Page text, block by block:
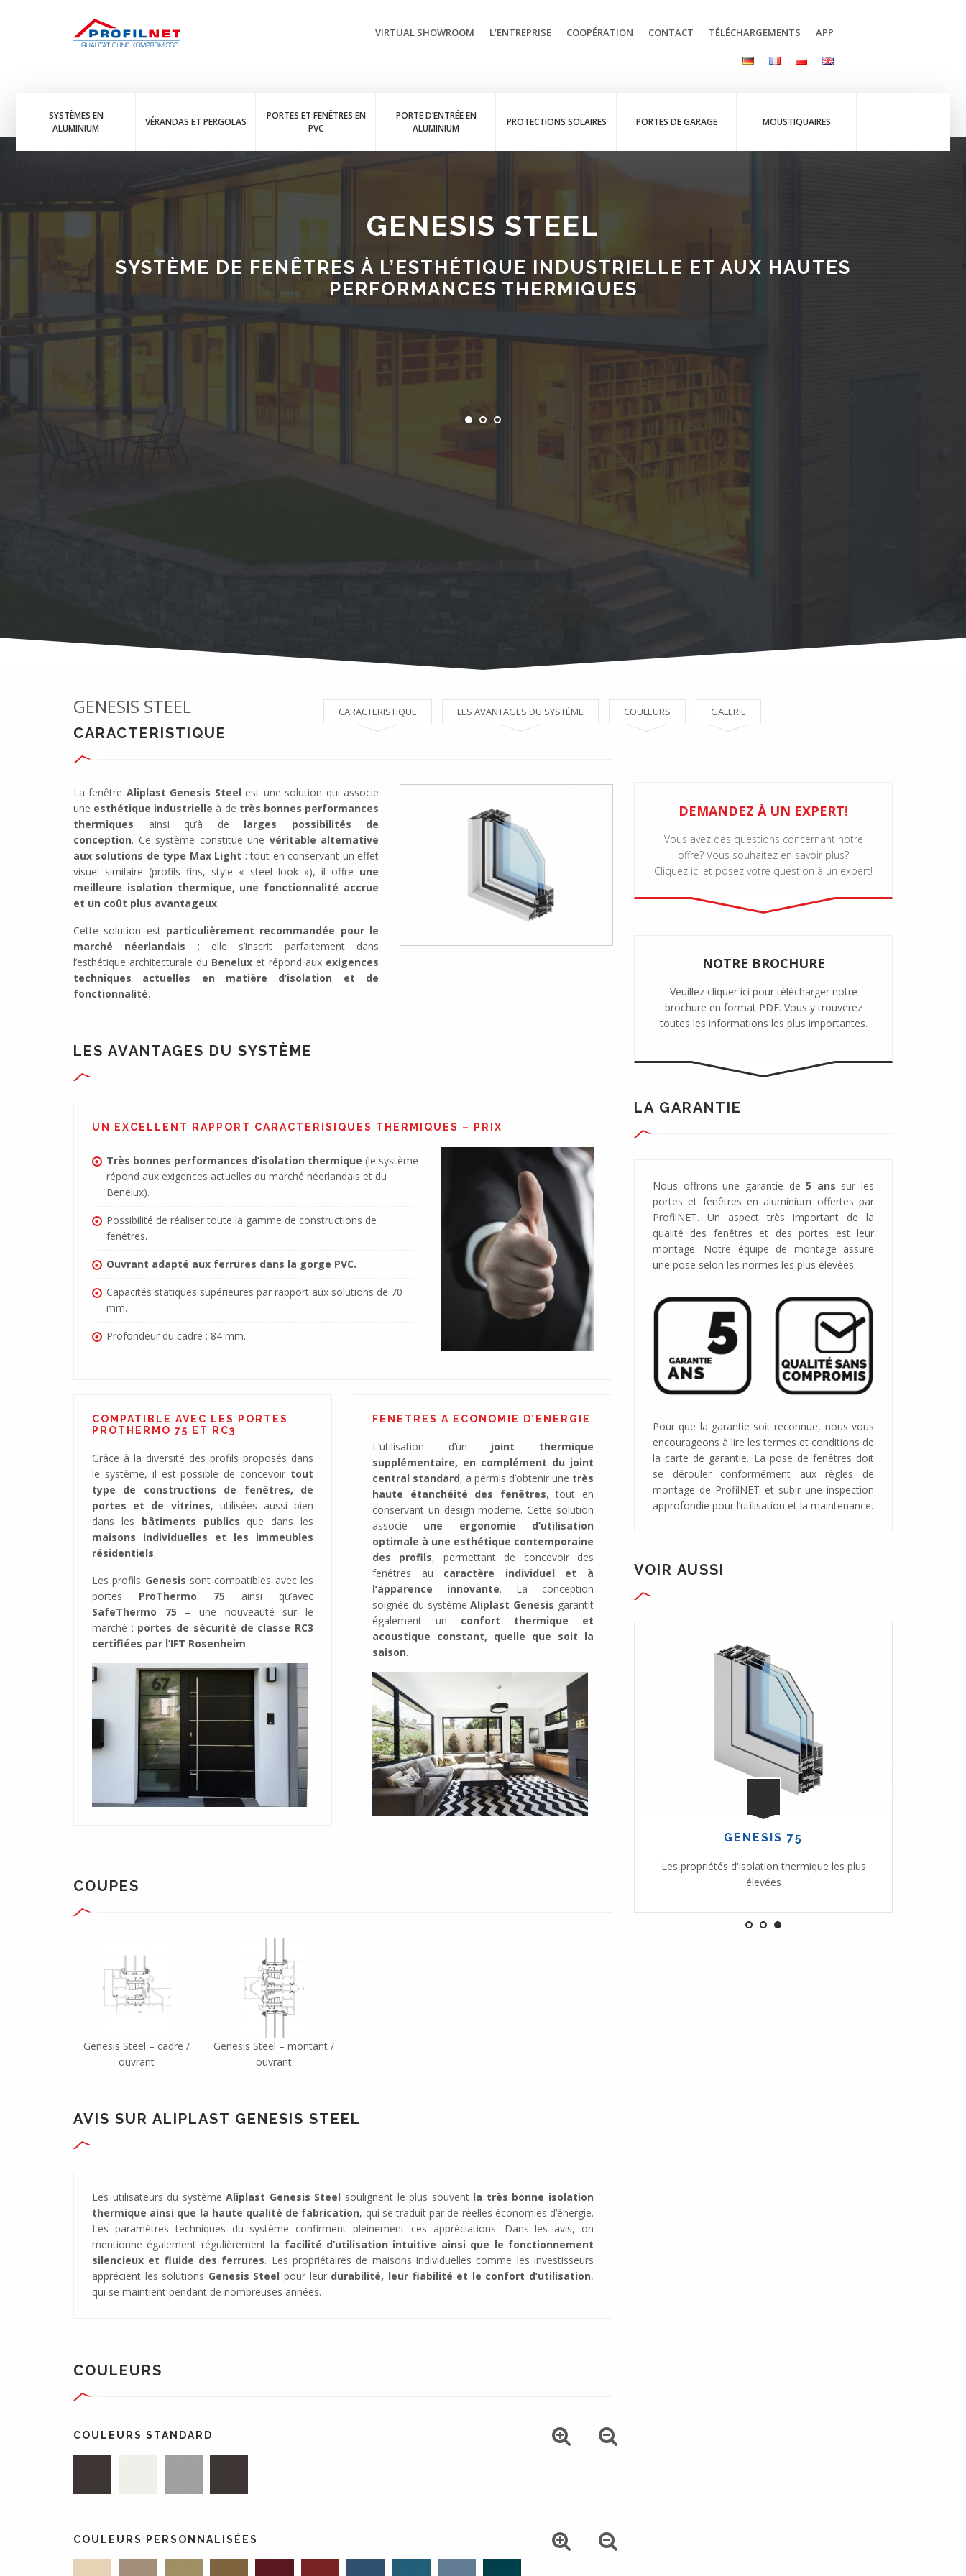
VIRTUAL SHOWROOM L’ENTREPRISE COOPÉRATION CONTACT TÉLÉCHARGEMENTS APP
SYSTÈMES EN
ALUMINIUM
VÉRANDAS ET PERGOLAS
PORTES ET FENÊTRES EN
PVC
PORTE D’ENTRÉE EN
ALUMINIUM
PROTECTIONS SOLAIRES PORTES DE GARAGE MOUSTIQUAIRES
GENESIS STEEL
SYSTÈME DE FENÊTRES À L’ESTHÉTIQUE INDUSTRIELLE ET AUX HAUTES
PERFORMANCES THERMIQUES
GENESIS STEEL CARACTERISTIQUE LES AVANTAGES DU SYSTÈME COULEURS GALERIE
CARACTERISTIQUE
La fenêtre Aliplast Genesis Steel est une solution qui associe
une esthétique industrielle à de très bonnes performances
thermiques ainsi qu’à de larges possibilités de
conception. Ce système constitue une véritable alternative
aux solutions de type Max Light : tout en conservant un effet
visuel similaire (profils fins, style « steel look »), il offre une
meilleure isolation thermique, une fonctionnalité accrue
et un coût plus avantageux.
Cette solution est particulièrement recommandée pour le
marché néerlandais : elle s’inscrit parfaitement dans
l’esthétique architecturale du Benelux et répond aux exigences
techniques actuelles en matière d’isolation et de
fonctionnalité.
LES AVANTAGES DU SYSTÈME
UN EXCELLENT RAPPORT CARACTERISIQUES THERMIQUES – PRIX
Très bonnes performances d’isolation thermique (le système
répond aux exigences actuelles du marché néerlandais et du
Benelux).
Possibilité de réaliser toute la gamme de constructions de
fenêtres.
Ouvrant adapté aux ferrures dans la gorge PVC.
Capacités statiques supérieures par rapport aux solutions de 70
mm.
Profondeur du cadre : 84 mm.
COMPATIBLE AVEC LES PORTES
PROTHERMO 75 ET RC3
Grâce à la diversité des profils proposés dans
le système, il est possible de concevoir tout
type de constructions de fenêtres, de
portes et de vitrines, utilisées aussi bien
dans les bâtiments publics que dans les
maisons individuelles et les immeubles
résidentiels.
Les profils Genesis sont compatibles avec les
portes ProThermo 75 ainsi qu’avec
SafeThermo 75 – une nouveauté sur le
marché : portes de sécurité de classe RC3
certifiées par l’IFT Rosenheim.
FENETRES A ECONOMIE D’ENERGIE
L’utilisation d’un joint thermique
supplémentaire, en complément du joint
central standard, a permis d’obtenir une très
haute étanchéité des fenêtres, tout en
conservant un design moderne. Cette solution
associe une ergonomie d’utilisation
optimale à une esthétique contemporaine
des profils, permettant de concevoir des
fenêtres au caractère individuel et à
l’apparence innovante. La conception
soignée du systèmeAliplast Genesis garantit
également un confort thermique et
acoustique constant, quelle que soit la
saison.
COUPES
Genesis Steel – cadre /
ouvrant
Genesis Steel – montant /
ouvrant
AVIS SUR ALIPLAST GENESIS STEEL
Les utilisateurs du systèmeAliplast Genesis Steel soulignent le plus souvent la très bonne isolation
thermique ainsi que la haute qualité de fabrication, qui se traduit par de réelles économies d’énergie.
Les paramètres techniques du système confirment pleinement ces appréciations. Dans les avis, on
mentionne également régulièrement la facilité d’utilisation intuitive ainsi que le fonctionnement
silencieux et fluide des ferrures. Les propriétaires de maisons individuelles comme les investisseurs
apprécient les solutions Genesis Steel pour leur durabilité, leur fiabilité et le confort d’utilisation,
qui se maintient pendant de nombreuses années.
COULEURS
COULEURS STANDARD
COULEURS PERSONNALISÉES
DEMANDEZ À UN EXPERT!
Vous avez des questions concernant notre
offre? Vous souhaitez en savoir plus?
Cliquez ici et posez votre question à un expert!
NOTRE BROCHURE
Veuillez cliquer ici pour télécharger notre
brochure en format PDF. Vous y trouverez
toutes les informations les plus importantes.
LA GARANTIE
Nous offrons une garantie de 5 ans sur les
portes et fenêtres en aluminium offertes par
ProfilNET. Un aspect très important de la
qualité des fenêtres et des portes est leur
montage. Notre équipe de montage assure
une pose selon les normes les plus élevées.
Pour que la garantie soit reconnue, nous vous
encourageons à lire les termes et conditions de
la carte de garantie. La pose de fenêtres doit
se dérouler conformément aux règles de
montage de ProfilNET et subir une inspection
approfondie pour l’utilisation et la maintenance.
VOIR AUSSI
GENESIS 75
Les propriétés d'isolation thermique les plus
élevées